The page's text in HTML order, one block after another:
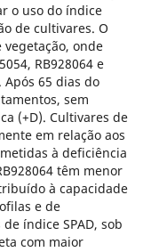
o uso do índice
de cultivares. O
onde
RB928064 e
Após 65 dias do
sem
(+D). Cultivares de
em relação aos
à deficiência
têm menor
à capacidade
e de
índice SPAD, sob
com maior